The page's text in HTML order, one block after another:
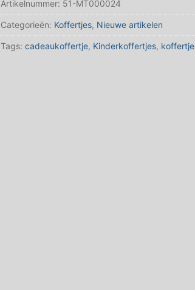
Groot
lengte
CM
Artikelnummer: 51-MT000024
Categorieën: Koffertjes, Nieuwe artikelen
Tags: cadeaukoffertje, Kinderkoffertjes, koffertje